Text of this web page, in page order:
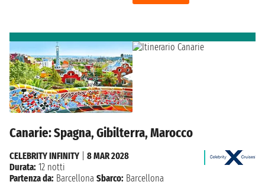
Canarie: Spagna, Gibilterra, Marocco
CELEBRITY INFINITY
8 MAR 2028
Durata: 12 notti
Partenza da: Barcellona Sbarco: Barcellona